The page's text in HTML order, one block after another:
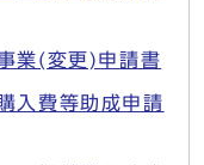
業(変更)申請書
入費等助成申請